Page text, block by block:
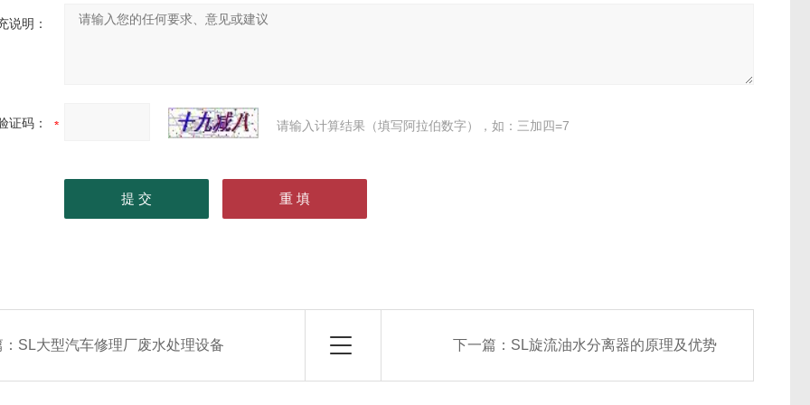
说明：
证码： 请输入计算结果（填写阿拉伯数字），如：三加四=7
SL大型汽车修理厂废水处理设备 下一篇： SL旋流油水分离器的原理及优势